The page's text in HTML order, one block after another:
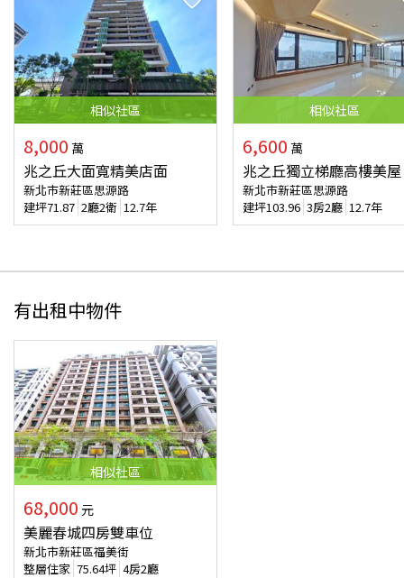
相似社區
8,000 萬
兆之丘大面寬精美店面
新北市新莊區思源路
建坪71.87 2廳2衛 12.7年
相似社區
6,600 萬
兆之丘獨立梯廳高樓美屋
新北市新莊區思源路
建坪103.96 3房2廳 12.7年
有出租中物件
相似社區
68,000 元
美麗春城四房雙車位
新北市新莊區福美街
整層住家 75.64坪 4房2廳